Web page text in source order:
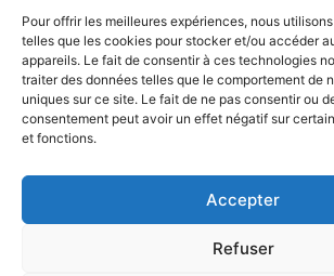
Pour offrir les meilleures expériences, nous
telles que les cookies pour stocker et/ou accéder
appareils. Le fait de consentir à ces technologies
traiter des données telles que le comportement de
uniques sur ce site. Le fait de ne pas consentir ou
consentement peut avoir un effet négatif sur
et fonctions.
Accepter
Refuser
1976 Drame